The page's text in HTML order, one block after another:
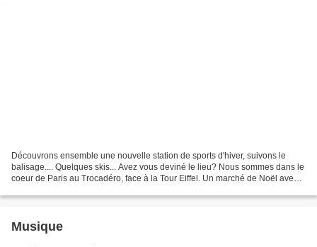
Découvrons ensemble une nouvelle station de sports d'hiver, suivons le
balisage.... Quelques skis... Avez vous deviné le lieu? Nous sommes dans le
coeur de Paris au Trocadéro, face à la Tour Eiffel. Un marché de Noël avec
Musique